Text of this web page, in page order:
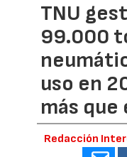
TNU
99.000
uso en
más
Redacción